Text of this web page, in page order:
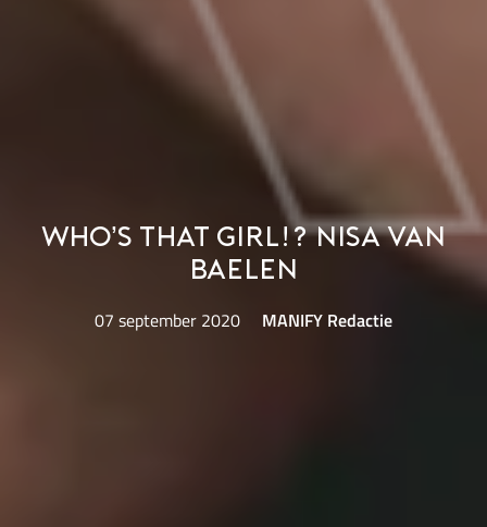
Who’s That Girl!? Nisa Van
Baelen
07 september 2020 MANIFY Redactie